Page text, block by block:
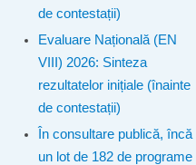
de contestații)
Evaluare Națională (EN
VIII) 2026: Sinteza
rezultatelor inițiale (înainte
de contestații)
În consultare publică, încă
un lot de 182 de programe